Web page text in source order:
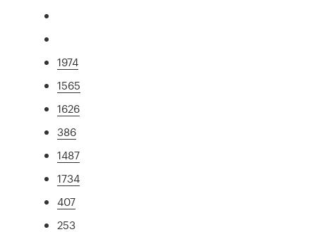
1974
1565
1626
386
1487
1734
407
253